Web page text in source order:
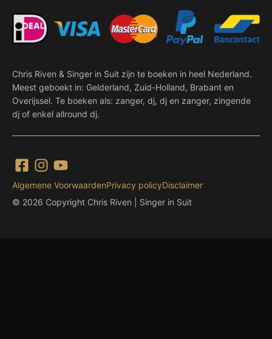
Chris Riven & Singer in Suit zijn te boeken in heel Nederland.
Meest geboekt in: Gelderland, Zuid-Holland, Brabant en
Overijssel. Te boeken als: zanger, dj, dj en zanger, zingende
dj of enkel allround dj.
© 2026 Copyright Chris Riven | Singer in Suit
Algemene VoorwaardenPrivacy policyDisclaimer